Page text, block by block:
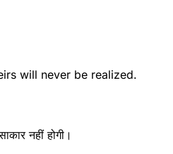
will never be realized.
नहीं होगी।